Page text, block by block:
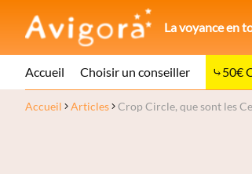
La voyance en
Accueil Choisir un conseiller 50€
Accueil Articles Crop Circle, que sont les